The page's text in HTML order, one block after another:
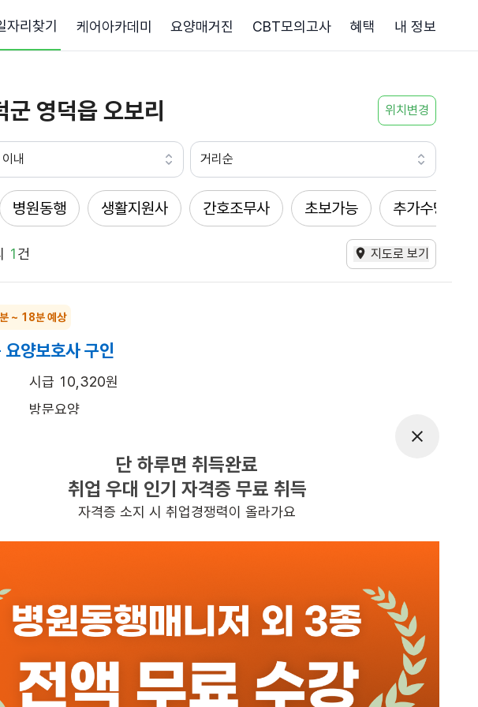
자리찾기 케어아카데미 요양매거진 CBT모의고사 혜택 내 정보
군 영덕읍 오보리 위치변경
내 거리순
병원동행 생활지원사 간호조무사 초보가능 추가수당
1건 지도로 보기
~ 18분 예상
요양보호사 구인
시급 10,320원
방문요양
평일 : (근무시간) (오후) 4시 30분 ~ (오후) 7시 30분, 주 5일 근무
일자리정보 더보기
반경 3KM 이내의 일자리 확인하기
단 하루면 취득완료
취업 우대 인기 자격증 무료 취득
자격증 소지 시 취업경쟁력이 올라가요